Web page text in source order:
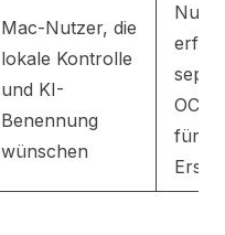
Mac-Nutzer, die
lokale Kontrolle
und KI-
Benennung
wünschen
Nur
für